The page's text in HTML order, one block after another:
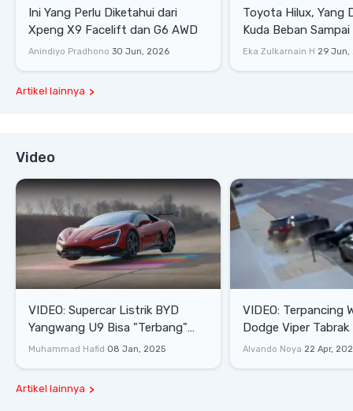
Ini Yang Perlu Diketahui dari
Xpeng X9 Facelift dan G6 AWD
Anindiyo Pradhono 30 Jun, 2026
Toyota Hilux, Yang
Kuda Beban
Lifestyle
Eka Zulkarnain H 29 Jun,
Artikel lainnya
Video
VIDEO: Supercar Listrik BYD
Yangwang U9 Bisa "Terbang"
Lewati Rintangan
Muhammad Hafid 08 Jan, 2025
VIDEO: Terpancing
Dodge Viper Tabrak
Saat Burnout
Alvando Noya 22 Apr,
Artikel lainnya